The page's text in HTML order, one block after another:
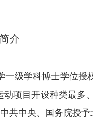
介
级学科博士学位
项目开设种类最
中央、国务院授